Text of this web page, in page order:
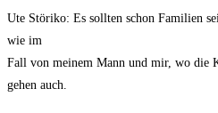
Ute Stö­ri­ko: Es soll­ten schon Fami­li­en
wie im
Fall von mei­nem Mann und mir, wo die
gehen auch.